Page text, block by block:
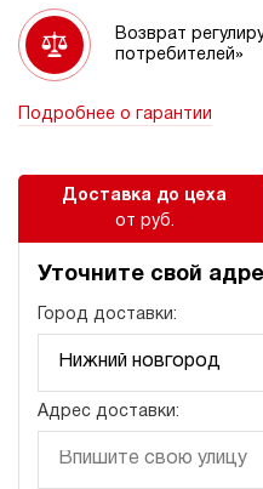
Возврат
потребителей»
Подробнее о гарантии
Доставка до цеха
от руб.
Уточните свой
Город доставки:
Адрес доставки: